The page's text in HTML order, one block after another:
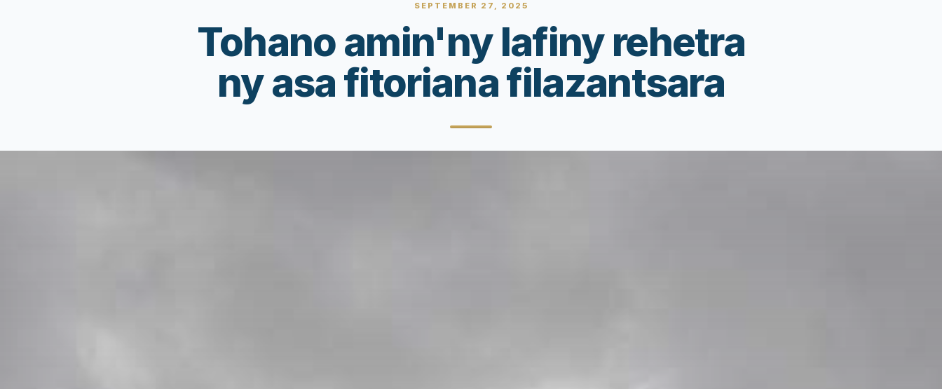
SEPTEMBER 27, 2025
Tohano amin'ny lafiny rehetra
ny asa fitoriana filazantsara